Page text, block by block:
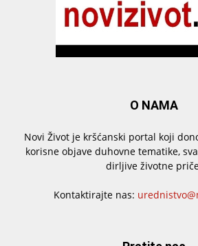
O NAMA
Novi Život je kršćanski portal koji
korisne objave duhovne tematike,
dirljive životne
Kontaktirajte nas: